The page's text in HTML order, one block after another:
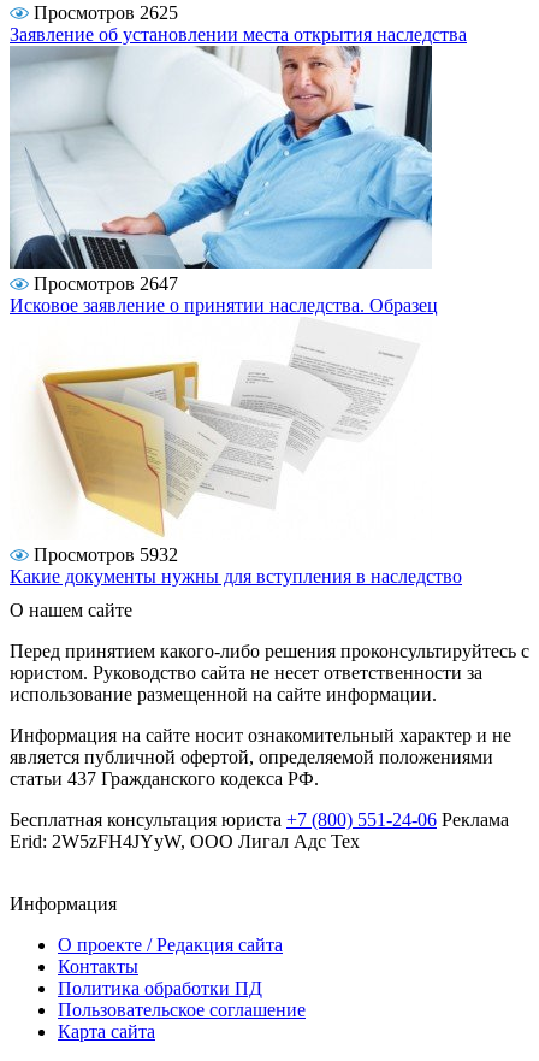
Просмотров 2625
Заявление об установлении места открытия наследства
Просмотров 2647
Исковое заявление о принятии наследства. Образец
Просмотров 5932
Какие документы нужны для вступления в наследство
О нашем сайте
Перед принятием какого-либо решения проконсультируйтесь с
юристом. Руководство сайта не несет ответственности за
использование размещенной на сайте информации.
Информация на сайте носит ознакомительный характер и не
является публичной офертой, определяемой положениями
статьи 437 Гражданского кодекса РФ.
Бесплатная консультация юриста +7 (800) 551-24-06 Реклама
Erid: 2W5zFH4JYyW, ООО Лигал Адс Тех
Информация
О проекте / Редакция сайта
Контакты
Политика обработки ПД
Пользовательское соглашение
Карта сайта